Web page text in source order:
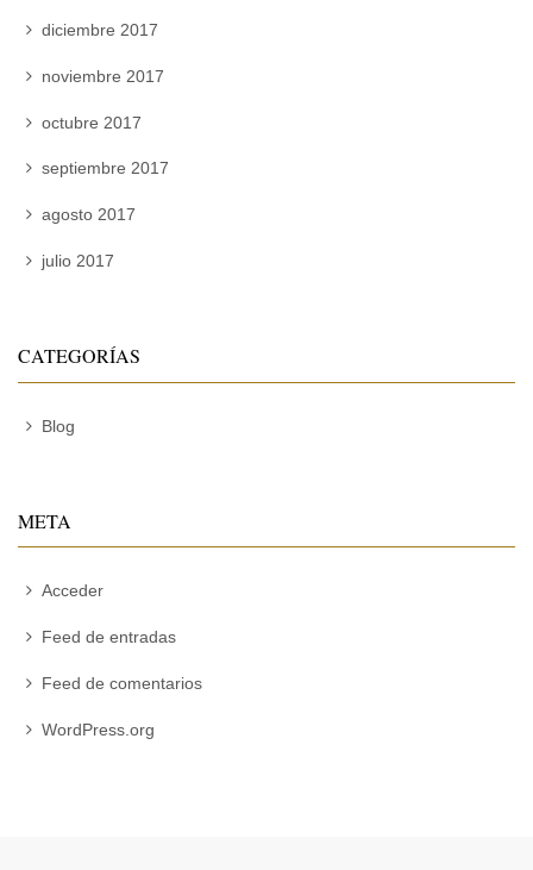
diciembre 2017
noviembre 2017
octubre 2017
septiembre 2017
agosto 2017
julio 2017
CATEGORÍAS
Blog
META
Acceder
Feed de entradas
Feed de comentarios
WordPress.org